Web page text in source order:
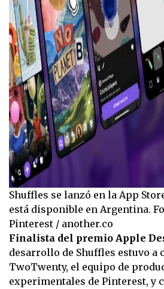
Shuffles se lanzó en la App
está disponible en Argentina.
Pinterest / another.co
Finalista del premio Apple
desarrollo de Shuffles estuvo a
TwoTwenty, el equipo de
experimentales de Pinterest, y